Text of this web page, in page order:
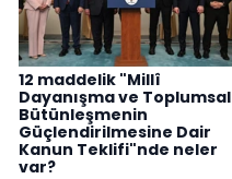
12 maddelik "Millî
Dayanışma ve Toplumsal
Bütünleşmenin
Güçlendirilmesine Dair
Kanun Teklifi"nde neler
var?